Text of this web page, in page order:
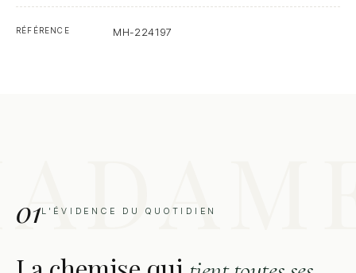
RÉFÉRENCE MH-224197
01L'ÉVIDENCE DU QUOTIDIEN